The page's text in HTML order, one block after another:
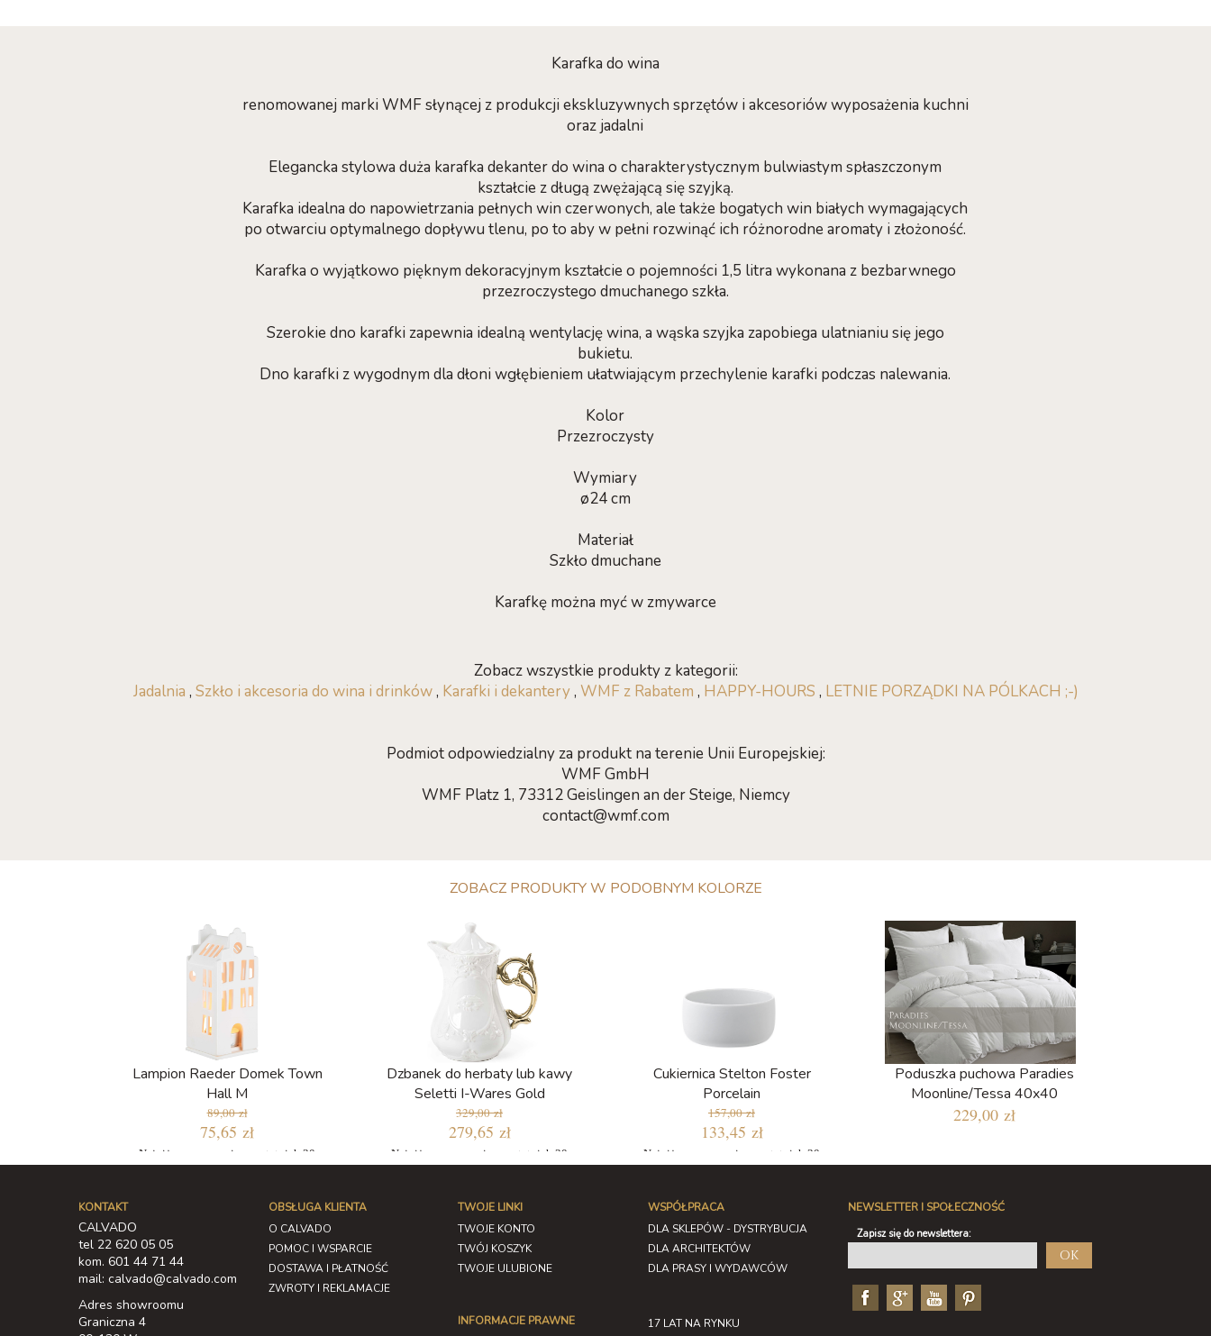
Karafka do wina
renomowanej marki WMF słynącej z produkcji ekskluzywnych sprzętów i akcesoriów wyposażenia kuchni
oraz jadalni
Elegancka stylowa duża karafka dekanter do wina o charakterystycznym bulwiastym spłaszczonym
kształcie z długą zwężającą się szyjką.
Karafka idealna do napowietrzania pełnych win czerwonych, ale także bogatych win białych wymagających
po otwarciu optymalnego dopływu tlenu, po to aby w pełni rozwinąć ich różnorodne aromaty i złożoność.
Karafka o wyjątkowo pięknym dekoracyjnym kształcie o pojemności 1,5 litra wykonana z bezbarwnego
przezroczystego dmuchanego szkła.
Szerokie dno karafki zapewnia idealną wentylację wina, a wąska szyjka zapobiega ulatnianiu się jego
bukietu.
Dno karafki z wygodnym dla dłoni wgłębieniem ułatwiającym przechylenie karafki podczas nalewania.
Kolor
Przezroczysty
Wymiary
ø24 cm
Materiał
Szkło dmuchane
Karafkę można myć w zmywarce
Zobacz wszystkie produkty z kategorii:
Jadalnia , Szkło i akcesoria do wina i drinków, Karafki i dekantery, WMF z Rabatem , HAPPY-HOURS , LETNIE PORZĄDKI NA PÓLKACH ;-)
Podmiot odpowiedzialny za produkt na terenie Unii Europejskiej:
WMF GmbH
WMF Platz 1, 73312 Geislingen an der Steige, Niemcy
contact@wmf.com
ZOBACZ PRODUKTY W PODOBNYM KOLORZE
Lampion Raeder Domek Town
Hall M
89,00 zł
75,65 zł
Najniższa cena w ciągu ostatnich 30
dni: 75,65 zł
Dzbanek do herbaty lub kawy
Seletti I-Wares Gold
329,00 zł
279,65 zł
Najniższa cena w ciągu ostatnich 30
dni: 279,65 zł
Cukiernica Stelton Foster
Porcelain
157,00 zł
133,45 zł
Najniższa cena w ciągu ostatnich 30
dni: 133,45 zł
Poduszka puchowa Paradies
Moonline/Tessa 40x40
229,00 zł
KONTAKT
CALVADO
tel 22 620 05 05
kom. 601 44 71 44
mail: calvado@calvado.com
Adres showroomu
Graniczna 4
OBSŁUGA KLIENTA
O CALVADO
POMOC I WSPARCIE
DOSTAWA I PŁATNOŚĆ
ZWROTY I REKLAMACJE
TWOJE LINKI
TWOJE KONTO
TWÓJ KOSZYK
TWOJE ULUBIONE
INFORMACJE PRAWNE
WSPÓŁPRACA
DLA SKLEPÓW - DYSTRYBUCJA
DLA ARCHITEKTÓW
DLA PRASY I WYDAWCÓW
17 LAT NA RYNKU
NEWSLETTER I SPOŁECZNOŚĆ
Zapisz się do newslettera:
OK